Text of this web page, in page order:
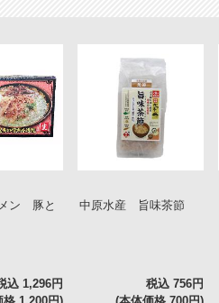
ン 豚と
込 1,296円
中原水産 旨味茶節
税込 756円